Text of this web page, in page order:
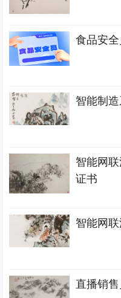
食品安全
智能制
智能网
证书
智能网
直播销